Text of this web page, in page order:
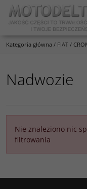
Kategoria główna / FIAT /
Nadwozie
Nie znaleziono nic
filtrowania